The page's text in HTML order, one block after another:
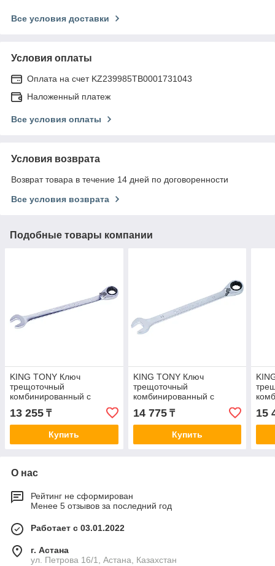
Все условия доставки
Условия оплаты
Оплата на счет KZ239985TB0001731043
Наложенный платеж
Все условия оплаты
Условия возврата
Возврат товара в течение 14 дней по договоренности
Все условия возврата
Подобные товары компании
KING TONY Ключ
трещоточный
комбинированный с
переключением 7 мм
KING TONY 373207M
13 255 ₸
Купить
KING TONY Ключ
трещоточный
комбинированный с
переключением 11 мм
KING TONY 373211M
14 775₸
Купить
15
О нас
Рейтинг не сформирован
Менее 5 отзывов за последний год
Работает с 03.01.2022
г. Астана
ул. Петрова 16/1, Астана, Казахстан